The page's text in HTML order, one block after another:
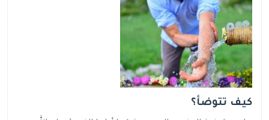
كيف تتوضأ؟